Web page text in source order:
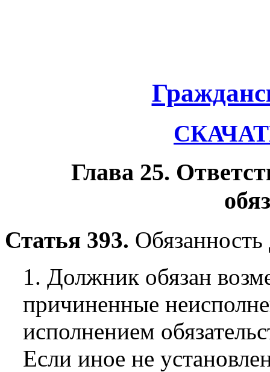
Глава 25.
Статья 393.
1. Должник обязан
причиненные
исполнением
Если иное не